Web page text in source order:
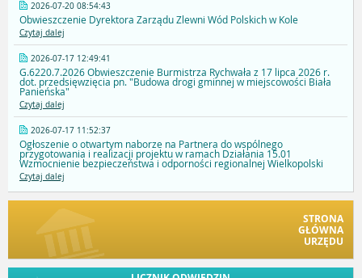
2026-07-20 08:54:43
Obwieszczenie Dyrektora Zarządu Zlewni Wód Polskich w Kole
Czytaj dalej
2026-07-17 12:49:41
G.6220.7.2026 Obwieszczenie Burmistrza Rychwała z 17 lipca 2026 r.
dot. przedsięwzięcia pn. "Budowa drogi gminnej w miejscowości Biała
Panieńska"
Czytaj dalej
2026-07-17 11:52:37
Ogłoszenie o otwartym naborze na Partnera do wspólnego
przygotowania i realizacji projektu w ramach Działania 15.01
Wzmocnienie bezpieczeństwa i odporności regionalnej Wielkopolski
Czytaj dalej
STRONA
GŁÓWNA
URZĘDU